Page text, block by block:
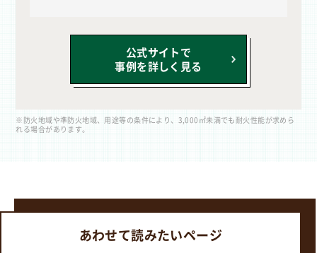
公式サイトで
事例を詳しく見る
※防火地域や準防火地域、用途等の条件により、3,000㎡未満でも耐火性能が求めら
れる場合があります。
あわせて読みたいページ